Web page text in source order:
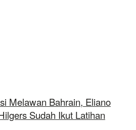
Melawan Bahrain, Eliano
Sudah Ikut Latihan